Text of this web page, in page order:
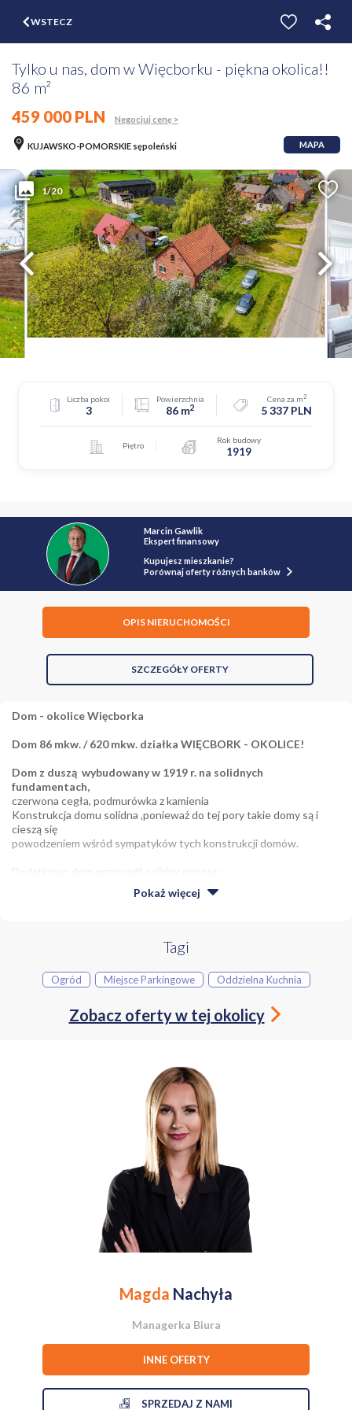
WSTECZ
Tylko u nas, dom w Więcborku - piękna okolica!!
86 m²
459 000 PLN
Negocjuj cenę >
KUJAWSKO-POMORSKIE sępoleński MAPA
1/20
Liczba pokoi
3
Powierzchnia
86 m2
Cena za m2
5 337 PLN
Piętro
Rok budowy
1919
Marcin Gawlik
Ekspert finansowy
Kupujesz mieszkanie?
Porównaj oferty różnych banków
OPIS NIERUCHOMOŚCI
SZCZEGÓŁY OFERTY
Dom - okolice Więcborka
Dom 86 mkw. / 620 mkw. działka WIĘCBORK - OKOLICE!
Dom z duszą wybudowany w 1919 r. na solidnych
fundamentach,
czerwona cegła, podmurówka z kamienia
Konstrukcja domu solidna ,ponieważ do tej pory takie domy są i
cieszą się
powodzeniem wśród sympatyków tych konstrukcji domów.
Dodatkowo dom przeszedł solidny remont :
zostały ocieplone ,zaizolowane ,
odeskowany ,szczegóły u pośrednika nieruchomości ,
DACH
Na uwagę także zasługuję poświęcenie domowników ,
Zostały oryginalne ,,karpiówki,,które są ciężkie i wymagają
bo za drogo, za długo, natomiast tutaj tradycja jest i materiały
zostały odnowione ,co odwdzięczy się długotrwałością takiego
może zostać użytkowy ,trzeba tylko zainwestować i można
niesamowitą przestrzeń mieszkalną .
Natomiast remont domu w środku został także przeprowadzony
w każdym pomieszczeniu i stworzono przyjazny, czysty,
Dom składa się z:
salon, 21,00 M2
sypialnia, 14,35 M2
garderoba, 4,47 M2
WC 2,45 M2
Pokaż więcej
Tagi
Ogród Miejsce Parkingowe Oddzielna Kuchnia
Zobacz oferty w tej okolicy
Magda Nachyła
Managerka Biura
INNE OFERTY
SPRZEDAJ Z NAMI